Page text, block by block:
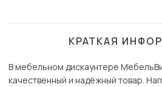
КРАТКАЯ
В мебельном дискаунтере
качественный и надёжный товар.